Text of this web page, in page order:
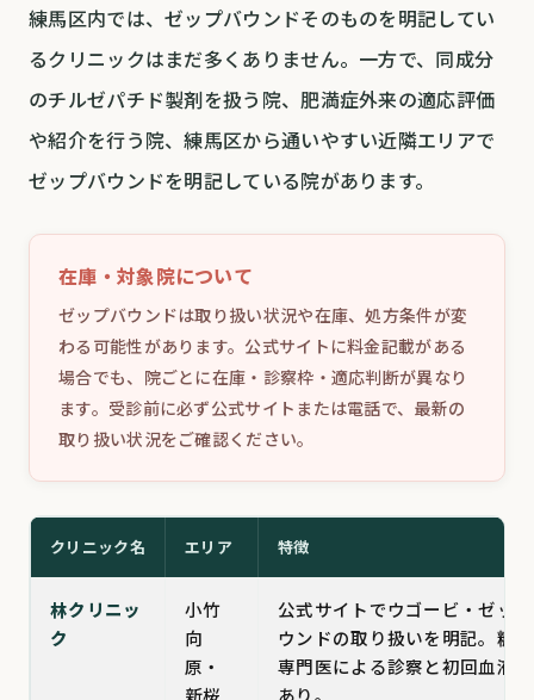
練馬区内では、ゼップバウンドそのものを明記してい
るクリニックはまだ多くありません。一方で、同成分
のチルゼパチド製剤を扱う院、肥満症外来の適応評価
や紹介を行う院、練馬区から通いやすい近隣エリアで
ゼップバウンドを明記している院があります。
在庫・対象院について
ゼップバウンドは取り扱い状況や在庫、処方条件が変
わる可能性があります。公式サイトに料金記載がある
場合でも、院ごとに在庫・診察枠・適応判断が異なり
ます。受診前に必ず公式サイトまたは電話で、最新の
取り扱い状況をご確認ください。
クリニック名 エリア 特徴
林クリニッ
ク
小竹
向
原・
新桜
公式サイトでウゴービ・ゼッ
ウンドの取り扱いを明記。糖
専門医による診察と初回血液
あり。